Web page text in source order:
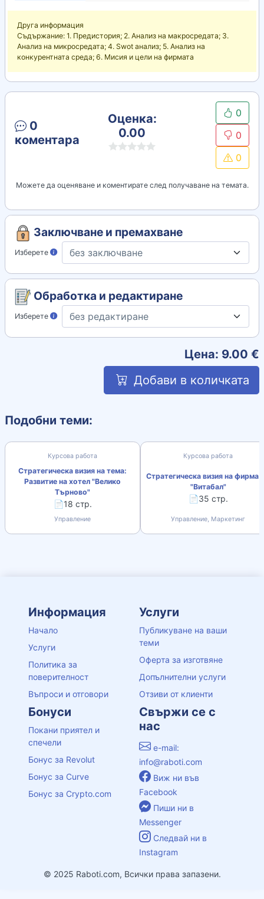
Друга информация
Съдържание: 1. Предистория; 2. Анализ на макросредата; 3.
Анализ на микросредата; 4. Swot анализ; 5. Анализ на
конкурентната среда; 6. Мисия и цели на фирмата
0
коментара
Оценка:
0.00
0
0
0
Можете да оценяване и коментирате след получаване на темата.
Заключване и премахване
Изберете
Обработка и редактиране
Изберете
Цена: 9.00 €
Добави в количката
Подобни теми:
Курсова работа
Стратегическа визия на тема:
Развитие на хотел "Велико
Търново"
📄18 стр.
Управление
Курсова работа
Стратегическа визия на фирма
"Витабал"
📄35 стр.
Управление, Маркетинг
Информация
Начало
Услуги
Политика за
поверителност
Въпроси и отговори
Услуги
Публикуване на ваши
теми
Оферта за изготвяне
Допълнителни услуги
Отзиви от клиенти
Бонуси
Покани приятел и
спечели
Бонус за Revolut
Бонус за Curve
Бонус за Crypto.com
Свържи се с
нас
e-mail:
info@raboti.com
Виж ни във
Facebook
Пиши ни в
Messenger
Следвай ни в
Instagram
© 2025 Raboti.com, Всички права запазени.